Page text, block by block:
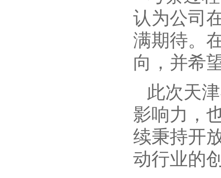
认为公司
满期待。
向，并希
此次天
影响力，
续秉持开
动行业的